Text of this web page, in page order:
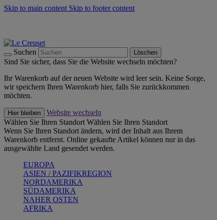
Skip to main content Skip to footer content
Suchen Löschen
Sind Sie sicher, dass Sie die Website wechseln möchten?
Ihr Warenkorb auf der neuen Website wird leer sein. Keine Sorge,
wir speichern Ihren Warenkorb hier, falls Sie zurückkommen
möchten.
Hier bleiben
Website wechseln
Wählen Sie Ihren Standort Wählen Sie Ihren Standort
Wenn Sie Ihren Standort ändern, wird der Inhalt aus Ihrem
Warenkorb entfernt. Online gekaufte Artikel können nur in das
ausgewählte Land gesendet werden.
EUROPA
ASIEN / PAZIFIKREGION
NORDAMERIKA
SÜDAMERIKA
NAHER OSTEN
AFRIKA